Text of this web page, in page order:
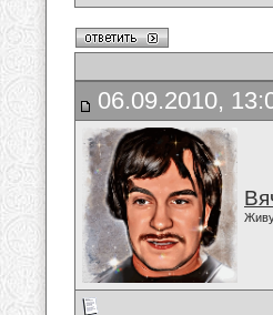
06.09.2010,